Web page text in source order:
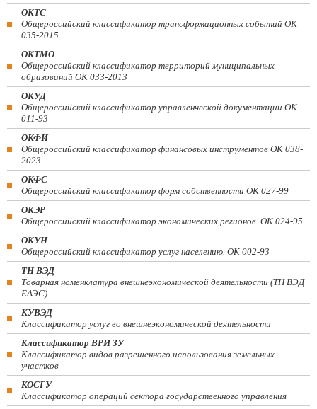
ОКТС
Общероссийский классификатор трансформационных событий ОК
035-2015
ОКТМО
Общероссийский классификатор территорий муниципальных
образований ОК 033-2013
ОКУД
Общероссийский классификатор управленческой документации ОК
011-93
ОКФИ
Общероссийский классификатор финансовых инструментов OK 038-
2023
ОКФС
Общероссийский классификатор форм собственности ОК 027-99
ОКЭР
Общероссийский классификатор экономических регионов. ОК 024-95
ОКУН
Общероссийский классификатор услуг населению. ОК 002-93
ТН ВЭД
Товарная номенклатура внешнеэкономической деятельности (ТН ВЭД
ЕАЭС)
КУВЭД
Классификатор услуг во внешнеэкономической деятельности
Классификатор ВРИ ЗУ
Классификатор видов разрешенного использования земельных
участков
КОСГУ
Классификатор операций сектора государственного управления